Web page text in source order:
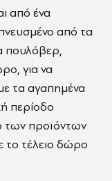
από ένα
από τα
πουλόβερ,
για να
τα αγαπημένα
περίοδο
των προϊόντων
το τέλειο δώρο